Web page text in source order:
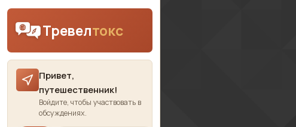
Skip to content
Тревелтокс
Привет,
путешественник!
Войдите, чтобы участвовать в
обсуждениях.